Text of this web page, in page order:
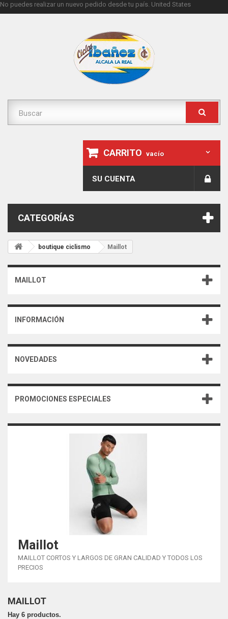
No puedes realizar un nuevo pedido desde tu país. United States
CARRITO vacío
SU CUENTA
CATEGORÍAS
boutique ciclismo Maillot
MAILLOT
INFORMACIÓN
NOVEDADES
PROMOCIONES ESPECIALES
Maillot
MAILLOT CORTOS Y LARGOS DE GRAN CALIDAD Y TODOS LOS
PRECIOS
MAILLOT
Hay 6 productos.